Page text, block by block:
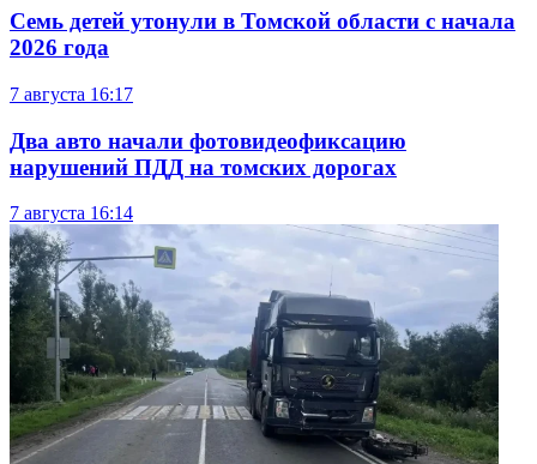
Семь детей утонули в Томской области с начала
2026 года
7 августа 16:17
Два авто начали фотовидеофиксацию
нарушений ПДД на томских дорогах
7 августа 16:14